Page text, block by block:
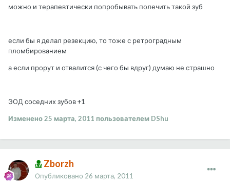
можно и терапевтически попробывать полечить такой зуб
если бы я делал резекцию, то тоже с ретроградным
пломбированием
а если прорут и отвалится (с чего бы вдруг) думаю не страшно
ЭОД соседних зубов +1
Изменено25 марта, 2011 пользователем DShu
Zborzh
Опубликовано 26 марта, 2011